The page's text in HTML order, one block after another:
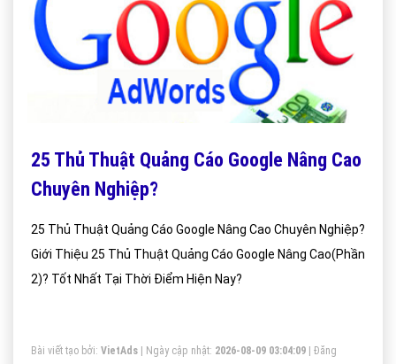
25 Thủ Thuật Quảng Cáo Google Nâng Cao
Chuyên Nghiệp?
25 Thủ Thuật Quảng Cáo Google Nâng Cao Chuyên Nghiệp?
Giới Thiệu 25 Thủ Thuật Quảng Cáo Google Nâng Cao(Phần
2)? Tốt Nhất Tại Thời Điểm Hiện Nay?
Bài viết tạo bởi: VietAds | Ngày cập nhật: 2026-08-09 03:04:09
Đăng